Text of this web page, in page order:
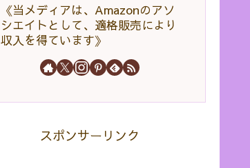
《当メディアは、Amazonのアソ
シエイトとして、適格販売により
収入を得ています》
スポンサーリンク